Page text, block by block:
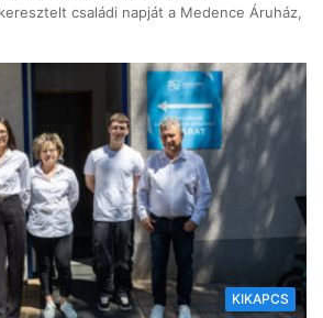
családi napját a Medence Áruház,
KIKAPCS